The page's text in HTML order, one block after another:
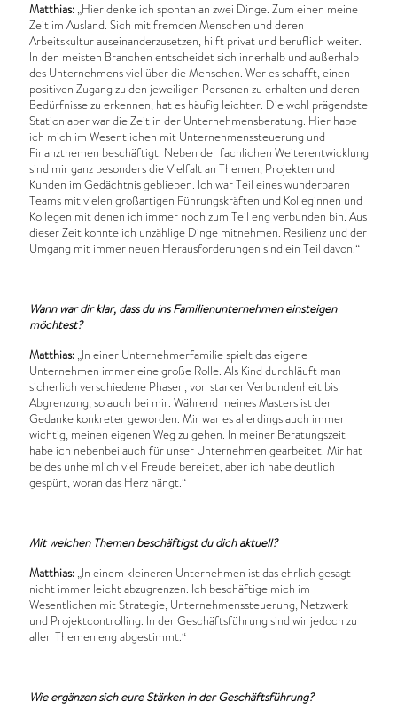
Matthias:„Hier denke ich spontan an zwei Dinge. Zum einen meine
Zeit im Ausland. Sich mit fremden Menschen und deren
Arbeitskultur auseinanderzusetzen, hilft privat und beruflich weiter.
In den meisten Branchen entscheidet sich innerhalb und außerhalb
des Unternehmens viel über die Menschen. Wer es schafft, einen
positiven Zugang zu den jeweiligen Personen zu erhalten und deren
Bedürfnisse zu erkennen, hat es häufig leichter. Die wohl prägendste
Station aber war die Zeit in der Unternehmensberatung. Hier habe
ich mich im Wesentlichen mit Unternehmenssteuerung und
Finanzthemen beschäftigt. Neben der fachlichen Weiterentwicklung
sind mir ganz besonders die Vielfalt an Themen, Projekten und
Kunden im Gedächtnis geblieben. Ich war Teil eines wunderbaren
Teams mit vielen großartigen Führungskräften und Kolleginnen und
Kollegen mit denen ich immer noch zum Teil eng verbunden bin. Aus
dieser Zeit konnte ich unzählige Dinge mitnehmen. Resilienz und der
Umgang mit immer neuen Herausforderungen sind ein Teil davon.“
Wann war dir klar, dass du ins Familienunternehmen einsteigen
möchtest?
Matthias:„In einer Unternehmerfamilie spielt das eigene
Unternehmen immer eine große Rolle. Als Kind durchläuft man
sicherlich verschiedene Phasen, von starker Verbundenheit bis
Abgrenzung, so auch bei mir. Während meines Masters ist der
Gedanke konkreter geworden. Mir war es allerdings auch immer
wichtig, meinen eigenen Weg zu gehen. In meiner Beratungszeit
habe ich nebenbei auch für unser Unternehmen gearbeitet. Mir hat
beides unheimlich viel Freude bereitet, aber ich habe deutlich
gespürt, woran das Herz hängt.“
Mit welchen Themen beschäftigst du dich aktuell?
Matthias:„In einem kleineren Unternehmen ist das ehrlich gesagt
nicht immer leicht abzugrenzen. Ich beschäftige mich im
Wesentlichen mit Strategie, Unternehmenssteuerung, Netzwerk
und Projektcontrolling. In der Geschäftsführung sind wir jedoch zu
allen Themen eng abgestimmt.“
Wie ergänzen sich eure Stärken in der Geschäftsführung?